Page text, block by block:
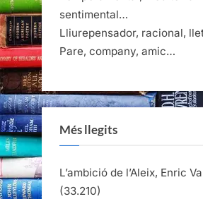
sentimental…
Lliurepensador, racional,
Pare, company, amic…
Més llegits
L’ambició de l’Aleix, Enric
(33.210)